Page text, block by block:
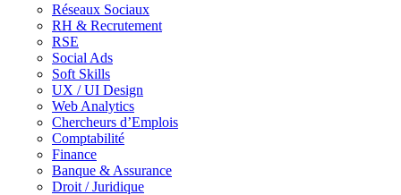
Réseaux Sociaux
RH & Recrutement
RSE
Social Ads
Soft Skills
UX / UI Design
Web Analytics
Chercheurs d’Emplois
Comptabilité
Finance
Banque & Assurance
Droit / Juridique